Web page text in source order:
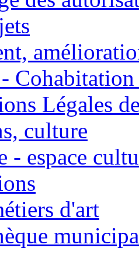
Légales
culture
- espace
d'art